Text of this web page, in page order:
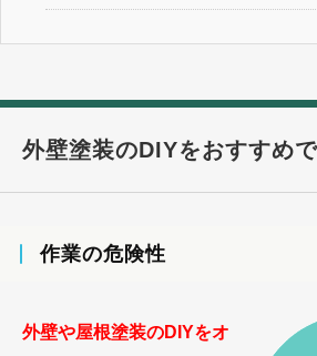
外壁塗装のDIYをおすすめ
作業の危険性
外壁や屋根塗装のDIYをオ